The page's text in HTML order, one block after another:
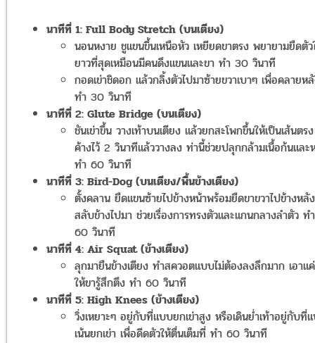
นาทีที่ 1: Full Body Stretch (บนเตียง)
นอนหงาย ชูแขนขึ้นเหนือหัว เหยียดขาตรง พยายามยืดตัว
ยาวที่สุดเหมือนมีคนดึงแขนและขา ทำ 30 วินาที
กอดเข่าชิดอก แล้วกลิ้งตัวไปมาซ้ายขวาเบาๆ เพื่อคลายห
ทำ 30 วินาที
นาทีที่ 2: Glute Bridge (บนเตียง)
ชันเข่าขึ้น วางเท้าบนเตียง แล้วยกสะโพกขึ้นให้เป็นเส้นตรง
ค้างไว้ 2 วินาทีแล้ววางลง ท่านี้ช่วยปลุกกล้ามเนื้อก้นและ
ทำ 60 วินาที
นาทีที่ 3: Bird-Dog (บนเตียง/พื้นข้างเตียง)
ตั้งคลาน ยืดแขนซ้ายไปข้างหน้าพร้อมยืดขาขวาไปข้างหลัง
สลับข้างไปมา ช่วยเรื่องการทรงตัวและแกนกลางลำตัว ทำ
60 วินาที
นาทีที่ 4: Air Squat (ข้างเตียง)
ลุกมายืนข้างเตียง ทำสควอตแบบไม่ต้องลงลึกมาก เอาแ
ให้ขารู้สึกตึง ทำ 60 วินาที
นาทีที่ 5: High Knees (ข้างเตียง)
วิ่งเหยาะๆ อยู่กับที่แบบยกเข่าสูง หรือเดินย่ำเท้าอยู่กับที่
เน้นยกเข่า เพื่อดีดตัวให้ตื่นเต็มที่ ทำ 60 วินาที